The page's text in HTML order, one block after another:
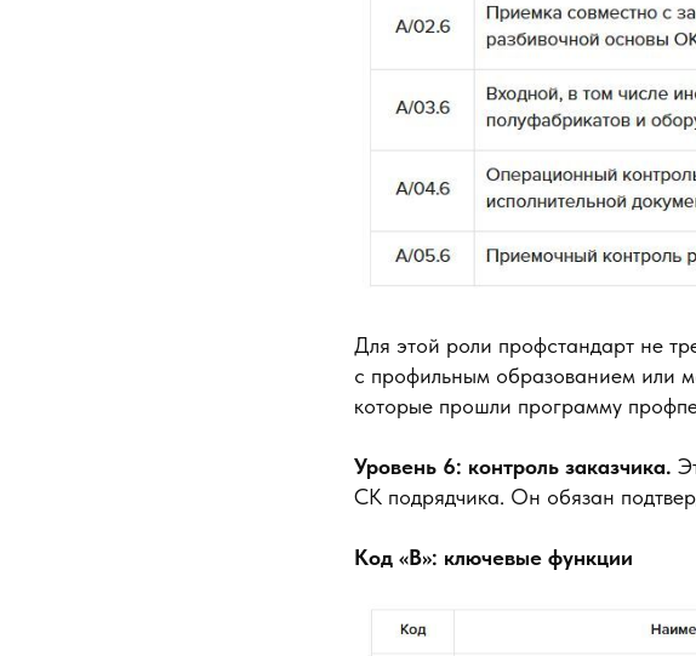
Для этой роли профстандарт не
с профильным образованием или
которые прошли программу
Уровень 6: контроль заказчика.
СК подрядчика. Он обязан
Код «В»: ключевые функции